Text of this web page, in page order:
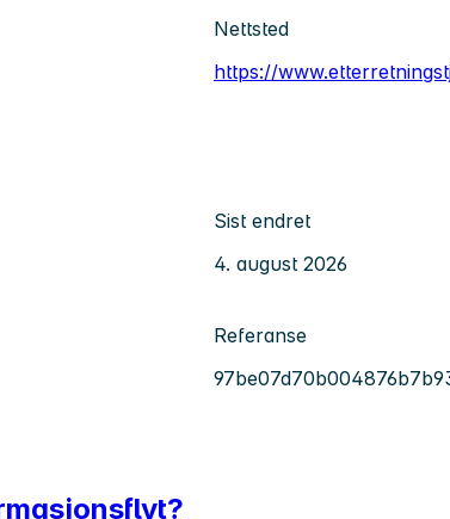
Nettsted
https://
Sist endret
4. august 2026
Referanse